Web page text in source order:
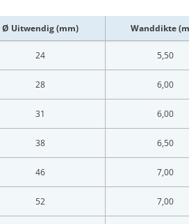
Ø Uitwendig (mm) Wanddikte
24 5,50
28 6,00
31 6,00
38 6,50
46 7,00
52 7,00